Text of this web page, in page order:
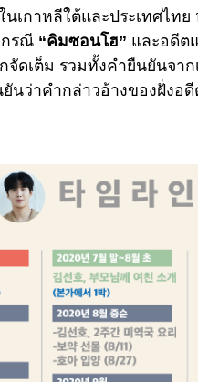
เกาหลีใต้และประเทศไท
กรณี “คิมซอนโฮ” และอดีต
ดเต็ม รวมทั้งคำยืนยันจา
นว่าคำกล่าวอ้างของฝั่งอ